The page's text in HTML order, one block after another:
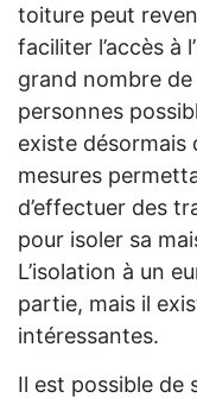
toiture peut
faciliter l’accès à
grand nombre de
personnes
existe désormais
mesures
d’effectuer des
pour isoler sa
L’isolation à un
partie, mais il
intéressantes.
Il est possible de